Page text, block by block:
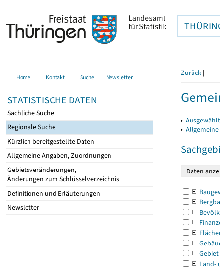
Home Kontakt Suche Newsletter
STATISTISCHE DATEN
Sachliche Suche
Regionale Suche
Kürzlich bereitgestellte Daten
Allgemeine Angaben, Zuordnungen
Gebietsveränderungen,
Änderungen zum Schlüsselverzeichnis
Definitionen und Erläuterungen
Newsletter
Zurück |
▸
▸
Gebiet
Land-